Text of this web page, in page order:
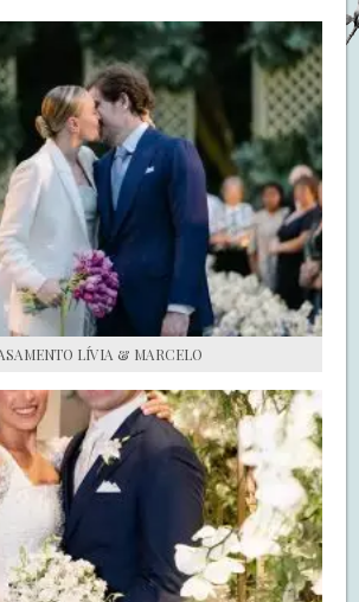
WILL YOU MARRY ME?
LUA DE MEL
COZINHA
DECORAÇÃO
DE NOIVA PRA NOIVA
S.O.S CASADAS
FALE COM O SAY I DO
LÍVIA & MARCELO